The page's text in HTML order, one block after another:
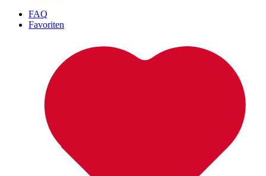
FAQ
Favoriten